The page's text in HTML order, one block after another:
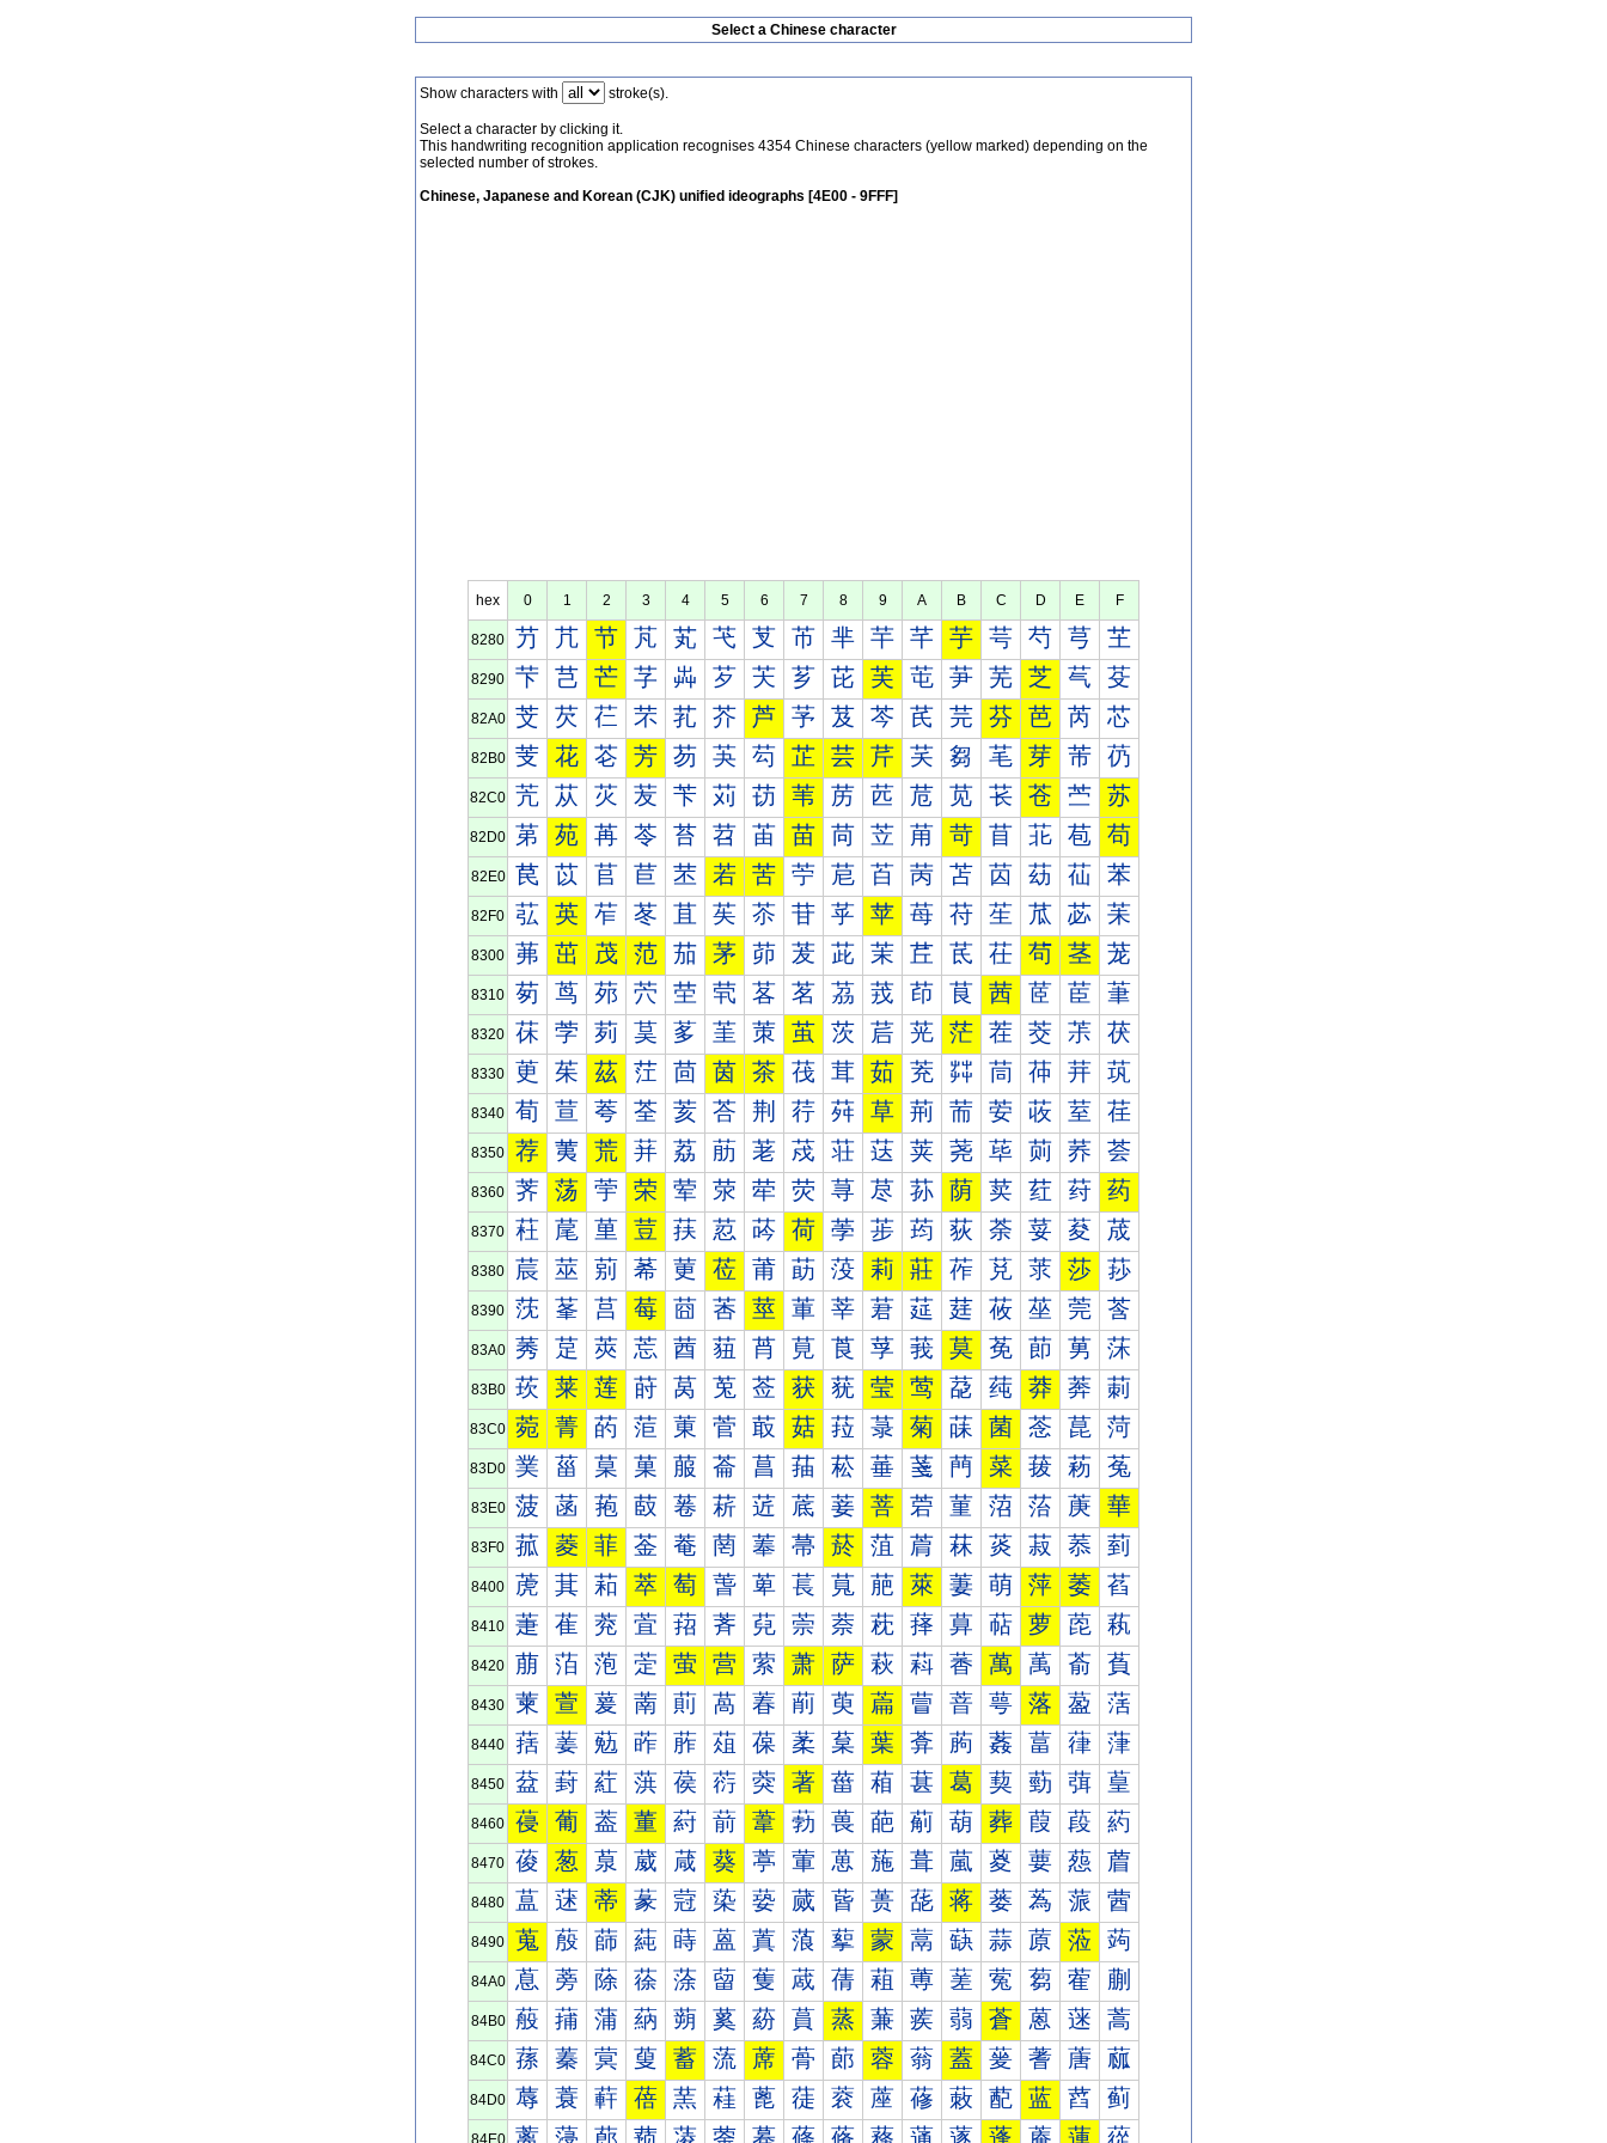
Select a Chinese character
Show characters with stroke(s).
Select a character by clicking it.
This handwriting recognition application recognises 4354 Chinese characters (yellow marked) depending on the
selected number of strokes.
Chinese, Japanese and Korean (CJK) unified ideographs [4E00 - 9FFF]
hex 0 1 2 3 4 5 6 7 8 9 A B C D E F
8280 芀 芁 节 芃 芄 芅 芆 芇 芈 芉 芊 芋 芌 芍 芎 芏
8290 芐 芑 芒 芓 芔 芕 芖 芗 芘 芙 芚 芛 芜 芝 芞 芟
82A0 芠 芡 芢 芣 芤 芥 芦 芧 芨 芩 芪 芫 芬 芭 芮 芯
82B0 芰 花 芲 芳 芴 芵 芶 芷 芸 芹 芺 芻 芼 芽 芾 芿
82C0 苀 苁 苂 苃 苄 苅 苆 苇 苈 苉 苊 苋 苌 苍 苎 苏
82D0 苐 苑 苒 苓 苔 苕 苖 苗 苘 苙 苚 苛 苜 苝 苞 苟
82E0 苠 苡 苢 苣 苤 若 苦 苧 苨 苩 苪 苫 苬 苭 苮 苯
82F0 苰 英 苲 苳 苴 苵 苶 苷 苸 苹 苺 苻 苼 苽 苾 苿
8300 茀 茁 茂 范 茄 茅 茆 茇 茈 茉 茊 茋 茌 茍 茎 茏
8310 茐 茑 茒 茓 茔 茕 茖 茗 茘 茙 茚 茛 茜 茝 茞 茟
8320 茠 茡 茢 茣 茤 茥 茦 茧 茨 茩 茪 茫 茬 茭 茮 茯
8330 茰 茱 茲 茳 茴 茵 茶 茷 茸 茹 茺 茻 茼 茽 茾 茿
8340 荀 荁 荂 荃 荄 荅 荆 荇 荈 草 荊 荋 荌 荍 荎 荏
8350 荐 荑 荒 荓 荔 荕 荖 荗 荘 荙 荚 荛 荜 荝 荞 荟
8360 荠 荡 荢 荣 荤 荥 荦 荧 荨 荩 荪 荫 荬 荭 荮 药
8370 荰 荱 荲 荳 荴 荵 荶 荷 荸 荹 荺 荻 荼 荽 荾 荿
8380 莀 莁 莂 莃 莄 莅 莆 莇 莈 莉 莊 莋 莌 莍 莎 莏
8390 莐 莑 莒 莓 莔 莕 莖 莗 莘 莙 莚 莛 莜 莝 莞 莟
83A0 莠 莡 莢 莣 莤 莥 莦 莧 莨 莩 莪 莫 莬 莭 莮 莯
83B0 莰 莱 莲 莳 莴 莵 莶 获 莸 莹 莺 莻 莼 莽 莾 莿
83C0 菀 菁 菂 菃 菄 菅 菆 菇 菈 菉 菊 菋 菌 菍 菎 菏
83D0 菐 菑 菒 菓 菔 菕 菖 菗 菘 菙 菚 菛 菜 菝 菞 菟
83E0 菠 菡 菢 菣 菤 菥 菦 菧 菨 菩 菪 菫 菬 菭 菮 華
83F0 菰 菱 菲 菳 菴 菵 菶 菷 菸 菹 菺 菻 菼 菽 菾 菿
8400 萀 萁 萂 萃 萄 萅 萆 萇 萈 萉 萊 萋 萌 萍 萎 萏
8410 萐 萑 萒 萓 萔 萕 萖 萗 萘 萙 萚 萛 萜 萝 萞 萟
8420 萠 萡 萢 萣 萤 营 萦 萧 萨 萩 萪 萫 萬 萭 萮 萯
8430 萰 萱 萲 萳 萴 萵 萶 萷 萸 萹 萺 萻 萼 落 萾 萿
8440 葀 葁 葂 葃 葄 葅 葆 葇 葈 葉 葊 葋 葌 葍 葎 葏
8450 葐 葑 葒 葓 葔 葕 葖 著 葘 葙 葚 葛 葜 葝 葞 葟
8460 葠 葡 葢 董 葤 葥 葦 葧 葨 葩 葪 葫 葬 葭 葮 葯
8470 葰 葱 葲 葳 葴 葵 葶 葷 葸 葹 葺 葻 葼 葽 葾 葿
8480 蒀 蒁 蒂 蒃 蒄 蒅 蒆 蒇 蒈 蒉 蒊 蒋 蒌 蒍 蒎 蒏
8490 蒐 蒑 蒒 蒓 蒔 蒕 蒖 蒗 蒘 蒙 蒚 蒛 蒜 蒝 蒞 蒟
84A0 蒠 蒡 蒢 蒣 蒤 蒥 蒦 蒧 蒨 蒩 蒪 蒫 蒬 蒭 蒮 蒯
84B0 蒰 蒱 蒲 蒳 蒴 蒵 蒶 蒷 蒸 蒹 蒺 蒻 蒼 蒽 蒾 蒿
84C0 蓀 蓁 蓂 蓃 蓄 蓅 蓆 蓇 蓈 蓉 蓊 蓋 蓌 蓍 蓎 蓏
84D0 蓐 蓑 蓒 蓓 蓔 蓕 蓖 蓗 蓘 蓙 蓚 蓛 蓜 蓝 蓞 蓟
84E0 蓠 蓡 蓢 蓣 蓤 蓥 蓦 蓧 蓨 蓩 蓪 蓫 蓬 蓭 蓮 蓯